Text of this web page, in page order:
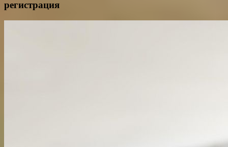
регистрация